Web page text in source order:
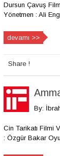
Dursun Çavuş
Yönetmen : Ali
devamı >>
Share !
By:
Cin Tarikatı Filmi
: Özgür Bakar